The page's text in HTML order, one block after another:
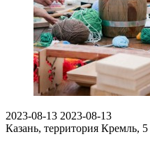
2023-08-13 2023-08-13
Казань, территория Кремль, 5